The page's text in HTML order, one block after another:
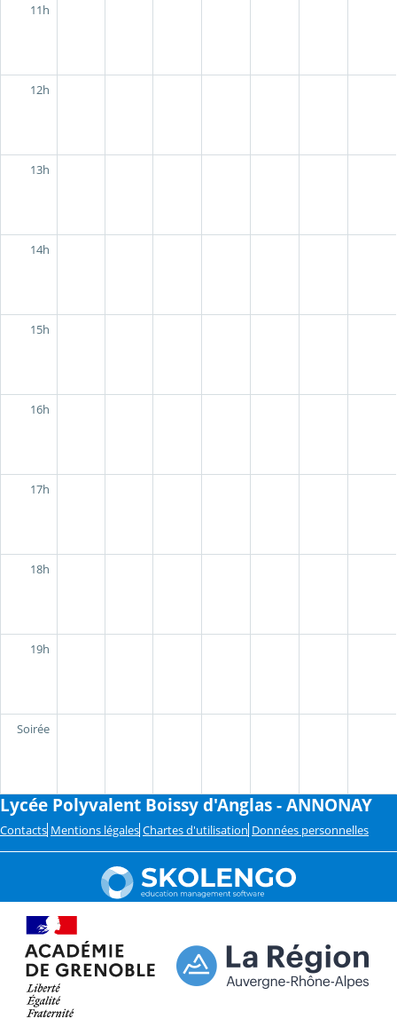
11h
12h
13h
14h
15h
16h
17h
18h
19h
Soirée
Lycée Polyvalent Boissy d'Anglas - ANNONAY
Contacts Mentions légales Chartes d'utilisation Données personnelles